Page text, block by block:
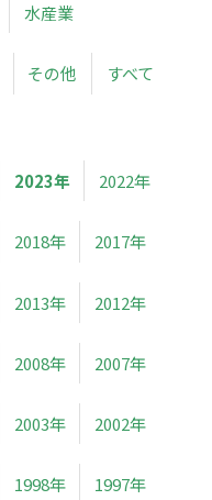
水産業
その他 すべて
2023年 2022年
2018年 2017年
2013年 2012年
2008年 2007年
2003年 2002年
1998年 1997年